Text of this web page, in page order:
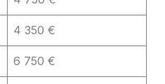
4 350 €
6 750 €